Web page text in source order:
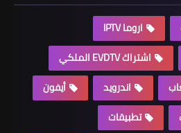
اروما IPTV
اشتراك EVDTV الملكي
اندرويد
أيفون
تطبيقات